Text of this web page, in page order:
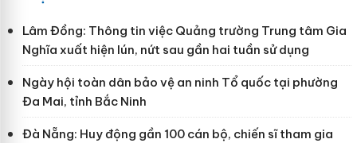
Lâm Đồng: Thông tin việc Quảng trường Trung tâm Gia
Nghĩa xuất hiện lún, nứt sau gần hai tuần sử dụng
Ngày hội toàn dân bảo vệ an ninh Tổ quốc tại phường
Đa Mai, tỉnh Bắc Ninh
Đà Nẵng: Huy động gần 100 cán bộ, chiến sĩ tham gia